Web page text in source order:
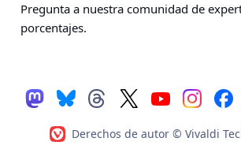
Pregunta a nuestra comunidad de
porcentajes.
Derechos de autor © Vivaldi